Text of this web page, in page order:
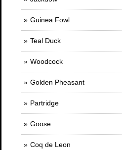
Guinea Fowl
Teal Duck
Woodcock
Golden Pheasant
Partridge
Goose
Coq de Leon